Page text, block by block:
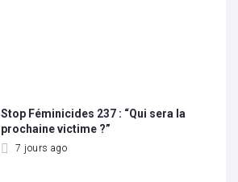
Stop Féminicides 237 : “Qui sera la
prochaine victime ?”
7 jours ago